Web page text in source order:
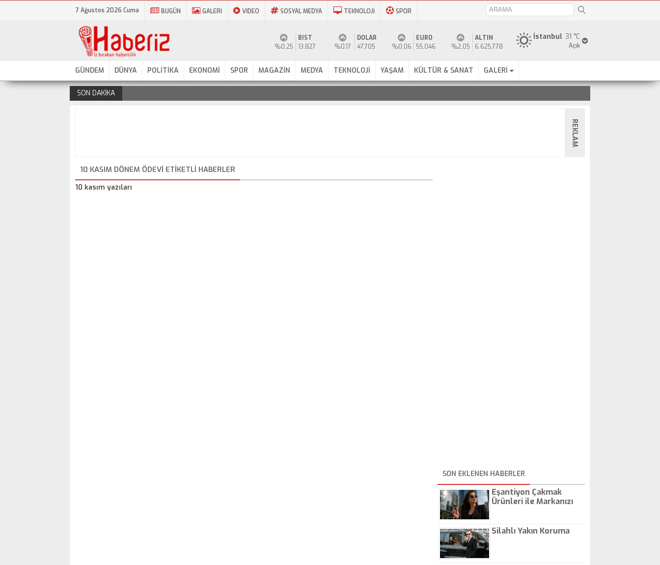
7 Ağustos 2026 Cuma BUGÜN GALERİ VİDEO SOSYAL MEDYA TEKNOLOJİ SPOR
31 °C
İstanbul
Açık
%0,25
BIST
13.827
%0,17
DOLAR
47,705
%0,06
EURO
55,046
%2,05
ALTIN
6.625,778
GÜNDEM DÜNYA POLİTİKA EKONOMİ SPOR MAGAZİN MEDYA TEKNOLOJİ YAŞAM KÜLTÜR & SANAT GALERİ
SON DAKİKA
REKLAM
10 KASIM DÖNEM ÖDEVI ETIKETLI HABERLER
10 kasım yazıları
SON EKLENEN HABERLER
Eşantiyon Çakmak
Ürünleri ile Markanızı
Silahlı Yakın Koruma